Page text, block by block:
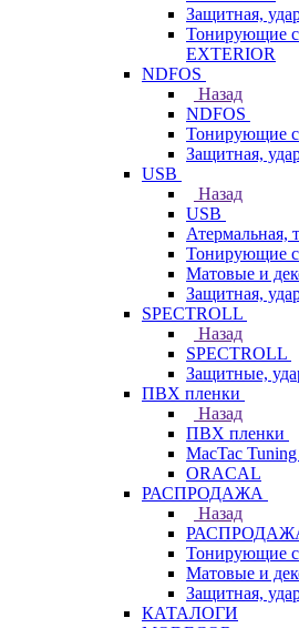
Защитная,
Тонирующие
EXTERIOR
NDFOS
Назад
NDFOS
Тонирующие
Защитная,
USB
Назад
USB
Атермальная,
Тонирующие
Матовые и
Защитная,
SPECTROLL
Назад
SPECTROLL
Защитные,
ПВХ пленки
Назад
ПВХ пленки
MacTac
ORACAL
РАСПРОДАЖА
Назад
Тонирующие
Матовые и
Защитная,
КАТАЛОГИ